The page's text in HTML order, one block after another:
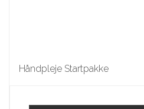
Håndpleje Startpakke